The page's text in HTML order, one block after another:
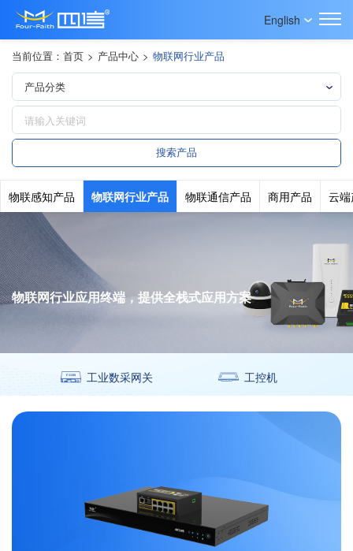
English
当前位置： 首页 > 产品中心 > 物联网行业产品
物联感知产品 物联网行业产品 物联通信产品 商用产品 云
物联网行业应用终端，提供全栈式应用方案
工业数采网关 工控机